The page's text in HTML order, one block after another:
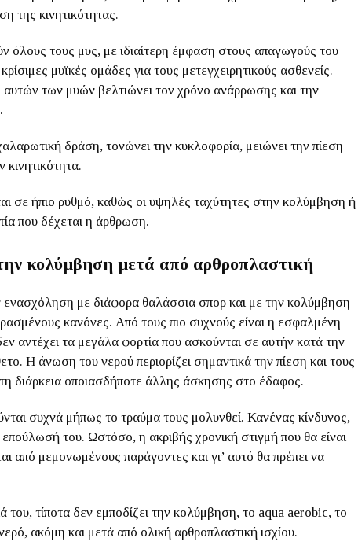
της κινητικότητας.
όλους τους μυς, με ιδιαίτερη έμφαση στους απαγωγούς του
μυϊκές ομάδες για τους μετεγχειρητικούς ασθενείς.
αυτών των μυών βελτιώνει τον χρόνο ανάρρωσης και την
δράση, τονώνει την κυκλοφορία, μειώνει την πίεση
κινητικότητα.
σε ήπιο ρυθμό, καθώς οι υψηλές ταχύτητες στην κολύμβηση ή
που δέχεται η άρθρωση.
κολύμβηση μετά από αρθροπλαστική
ενασχόληση με διάφορα θαλάσσια σπορ και με την κολύμβηση
κανόνες. Από τους πιο συχνούς είναι η εσφαλμένη
αντέχει τα μεγάλα φορτία που ασκούνται σε αυτήν κατά την
Η άνωση του νερού περιορίζει σημαντικά την πίεση και τους
διάρκεια οποιασδήποτε άλλης άσκησης στο έδαφος.
συχνά μήπως το τραύμα τους μολυνθεί. Κανένας κίνδυνος,
του. Ωστόσο, η ακριβής χρονική στιγμή που θα είναι
από μεμονωμένους παράγοντες και γι’ αυτό θα πρέπει να
του, τίποτα δεν εμποδίζει την κολύμβηση, το aqua aerobic, το
ακόμη και μετά από ολική αρθροπλαστική ισχίου.